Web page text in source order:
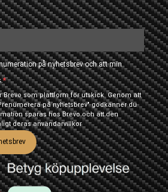
på nyhetsbrev och att min
Brevo som plattform för utskick. Genom att
på nyhetsbrev" godkänner du
sparas hos Brevo och att den
derasanvändarvillkor